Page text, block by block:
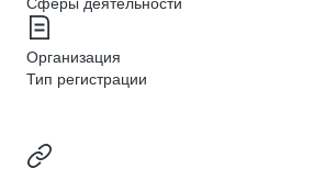
Организация
Тип регистрации